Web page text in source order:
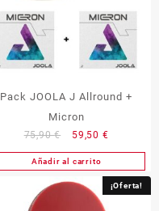
Pack JOOLA J Allround +
Micron
75,90€
El
precio
original
era:
75,90 €.
59,50 €El
precio
actual
es:
Añadir al carrito
¡Oferta!